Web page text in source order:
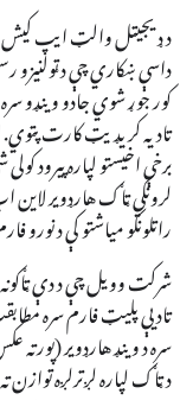
د ډیجیټل والټ ایپ کیش
داسې ښکاري چې د ټولنیزو
کور جوړ شوي جادو وینډو
تادیه کریډیټ کارت پټوي.
لرونکي ټاګ هارډویر
راتلونکو میاشتو کې د نورو
شرکت وویل چې د دې
تادیې پلیټ فارم سره
سره د وینډ هارډویر (پورته
د ټاګ لپاره لږترلږه توازن